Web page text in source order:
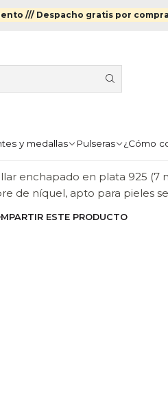
y medallas Pulseras ¿Cómo
/// Despacho gratis por
Collar largo con perlas
LARGO
EN
enchapado en plata 925 (7
de níquel, apto para pieles
ESTE PRODUCTO